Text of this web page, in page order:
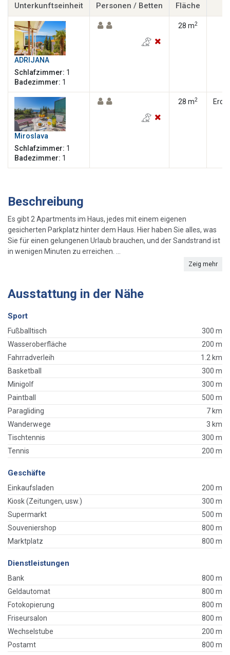
Unterkunftseinheit Personen / Betten Fläche
ADRIJANA
Schlafzimmer: 1
Badezimmer: 1
28 m2
Miroslava
Schlafzimmer: 1
Badezimmer: 1
28 m2
Beschreibung
Es gibt 2 Apartments im Haus, jedes mit einem eigenen
gesicherten Parkplatz hinter dem Haus. Hier haben Sie alles, was
Sie für einen gelungenen Urlaub brauchen, und der Sandstrand ist
in wenigen Minuten zu erreichen. ...
Zeig mehr
Ausstattung in der Nähe
Sport
Fußballtisch
300 m
Wasseroberfläche
200 m
Fahrradverleih
1.2 km
Basketball
300 m
Minigolf
300 m
Paintball
500 m
Paragliding
7 km
Wanderwege
3 km
Tischtennis
300 m
Tennis
200 m
Geschäfte
Einkaufsladen
200 m
Kiosk (Zeitungen, usw.)
300 m
Supermarkt
500 m
Souveniershop
800 m
Marktplatz
800 m
Dienstleistungen
Bank
800 m
Geldautomat
800 m
Fotokopierung
800 m
Friseursalon
800 m
Wechselstube
200 m
Postamt
800 m